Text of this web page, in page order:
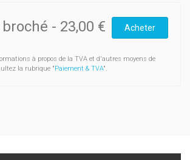
les écrits des élèves? Comment
d’enseignement qui permettent aux
méthodologiques et théoriques
l’écriture à l’école, contribue à
- 23,00 € Acheter
à propos de la TVA et d'autres moyens de
la rubrique "Paiement & TVA".